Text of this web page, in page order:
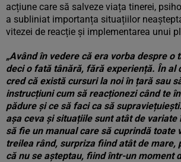
acțiune care să salveze viața tinerei,
a subliniat importanța situațiilor
vitezei de reacție și implementarea unui
„Având în vedere că era vorba despre o
deci o fată tânără, fără experiență. În al
cred că există cursuri la noi în țară sau
instrucțiuni cum să reacționezi când te
pădure și ce să faci ca să
așa ceva și situațiile sunt atât de variate
să fie un manual care să cuprindă toate
treilea rând, surpriza fiind atât de mare,
că nu se așteptau, fiind într-un moment